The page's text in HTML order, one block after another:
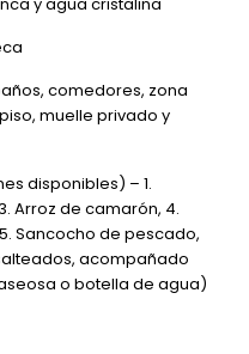
comedores, zona
muelle privado y
disponibles) – 1.
Arroz de camarón, 4.
Sancocho de pescado,
acompañado
o botella de agua)